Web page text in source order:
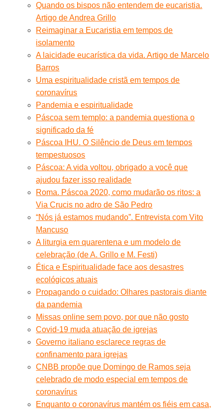
Quando os bispos não entendem de eucaristia.
Artigo de Andrea Grillo
Reimaginar a Eucaristia em tempos de
isolamento
A laicidade eucarística da vida. Artigo de Marcelo
Barros
Uma espiritualidade cristã em tempos de
coronavírus
Pandemia e espiritualidade
Páscoa sem templo: a pandemia questiona o
significado da fé
Páscoa IHU. O Silêncio de Deus em tempos
tempestuosos
Páscoa: A vida voltou, obrigado a você que
ajudou fazer isso realidade
Roma. Páscoa 2020, como mudarão os ritos: a
Via Crucis no adro de São Pedro
“Nós já estamos mudando”. Entrevista com Vito
Mancuso
A liturgia em quarentena e um modelo de
celebração (de A. Grillo e M. Festi)
Ética e Espiritualidade face aos desastres
ecológicos atuais
Propagando o cuidado: Olhares pastorais diante
da pandemia
Missas online sem povo, por que não gosto
Covid-19 muda atuação de igrejas
Governo italiano esclarece regras de
confinamento para igrejas
CNBB propõe que Domingo de Ramos seja
celebrado de modo especial em tempos de
coronavírus
Enquanto o coronavírus mantém os fiéis em casa,